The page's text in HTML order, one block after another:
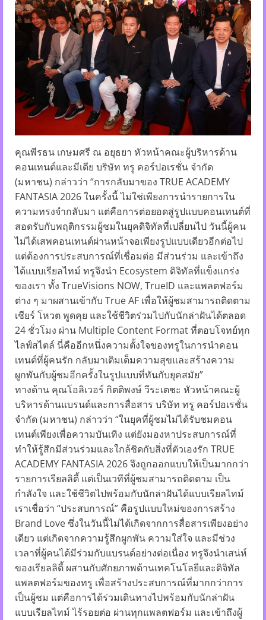
คุณพีรธน เกษมศรี ณ อยุธยา หัวหน้าคณะผู้บริหารด้าน
คอนเทนต์และมีเดีย บริษัท ทรู คอร์ปอเรชั่น จำกัด
(มหาชน) กล่าวว่า “การกลับมาของ TRUE ACADEMY
FANTASIA 2026 ในครั้งนี้ ไม่ใช่เพียงการนำรายการใน
ความทรงจำกลับมา แต่คือการต่อยอดสู่รูปแบบคอนเทนต์ที่
สอดรับกับพฤติกรรมผู้ชมในยุคดิจิทัลที่เปลี่ยนไป วันนี้ผู้คน
ไม่ได้เสพคอนเทนต์ผ่านหน้าจอเพียงรูปแบบเดียวอีกต่อไป
แต่ต้องการประสบการณ์ที่เชื่อมต่อ มีส่วนร่วม และเข้าถึง
ได้แบบเรียลไทม์ ทรูจึงนำ Ecosystem ดิจิทัลที่แข็งแกร่ง
ของเรา ทั้ง TrueVisions NOW, TrueID และแพลตฟอร์ม
ต่าง ๆ มาผสานเข้ากับ True AF เพื่อให้ผู้ชมสามารถติดตาม
เชียร์ โหวต พูดคุย และใช้ชีวิตร่วมไปกับนักล่าฝันได้ตลอด
24 ชั่วโมง ผ่าน Multiple Content Format ที่ตอบโจทย์ทุก
ไลฟ์สไตล์ นี่คืออีกหนึ่งความตั้งใจของทรูในการนำคอน
เทนต์ที่ผู้คนรัก กลับมาเติมเต็มความสุขและสร้างความ
ผูกพันกับผู้ชมอีกครั้งในรูปแบบที่ทันกับยุคสมัย”
ทางด้าน คุณโอลิเวอร์ กิตติพงษ์ วีระเตชะ หัวหน้าคณะผู้
บริหารด้านแบรนด์และการสื่อสาร บริษัท ทรู คอร์ปอเรชั่น
จำกัด (มหาชน) กล่าวว่า “ในยุคที่ผู้ชมไม่ได้รับชมคอน
เทนต์เพียงเพื่อความบันเทิง แต่ยังมองหาประสบการณ์ที่
ทำให้รู้สึกมีส่วนร่วมและใกล้ชิดกับสิ่งที่ตัวเองรัก TRUE
ACADEMY FANTASIA 2026 จึงถูกออกแบบให้เป็นมากกว่า
รายการเรียลลิตี้ แต่เป็นเวทีที่ผู้ชมสามารถติดตาม เป็น
กำลังใจ และใช้ชีวิตไปพร้อมกับนักล่าฝันได้แบบเรียลไทม์
เราเชื่อว่า “ประสบการณ์” คือรูปแบบใหม่ของการสร้าง
Brand Love ซึ่งในวันนี้ไม่ได้เกิดจากการสื่อสารเพียงอย่าง
เดียว แต่เกิดจากความรู้สึกผูกพัน ความใส่ใจ และมีช่วง
เวลาที่ผู้คนได้มีร่วมกับแบรนด์อย่างต่อเนื่อง ทรูจึงนำเสน่ห์
ของเรียลลิตี้ ผสานกับศักยภาพด้านเทคโนโลยีและดิจิทัล
แพลตฟอร์มของทรู เพื่อสร้างประสบการณ์ที่มากกว่าการ
เป็นผู้ชม แต่คือการได้ร่วมเดินทางไปพร้อมกับนักล่าฝัน
แบบเรียลไทม์ ไร้รอยต่อ ผ่านทุกแพลตฟอร์ม และเข้าถึงผู้